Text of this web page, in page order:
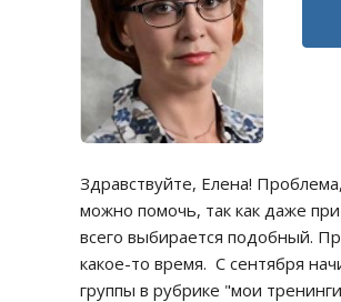
Здравствуйте, Елена!
можно помочь, так как даже
всего выбирается подобный.
какое-то время. С сентября
группы в рубрике "мои